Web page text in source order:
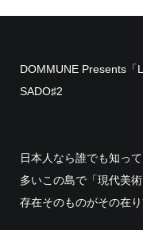
DOMMUNE Presents「
SADO♯2
日本人なら誰でも知っ
多いこの島で「現代美
存在そのものがその在